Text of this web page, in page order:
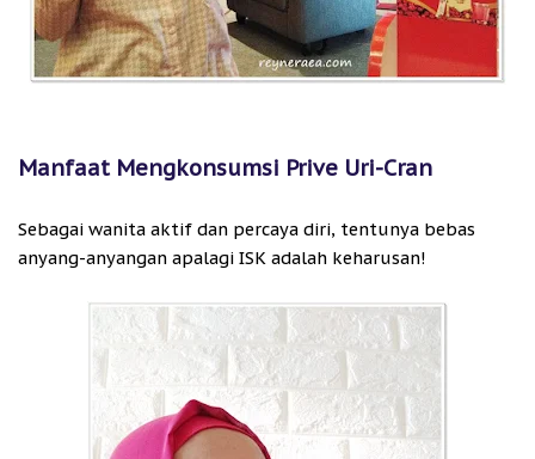
Manfaat Mengkonsumsi Prive Uri-Cran
Sebagai wanita aktif dan percaya diri, tentunya bebas
anyang-anyangan apalagi ISK adalah keharusan!